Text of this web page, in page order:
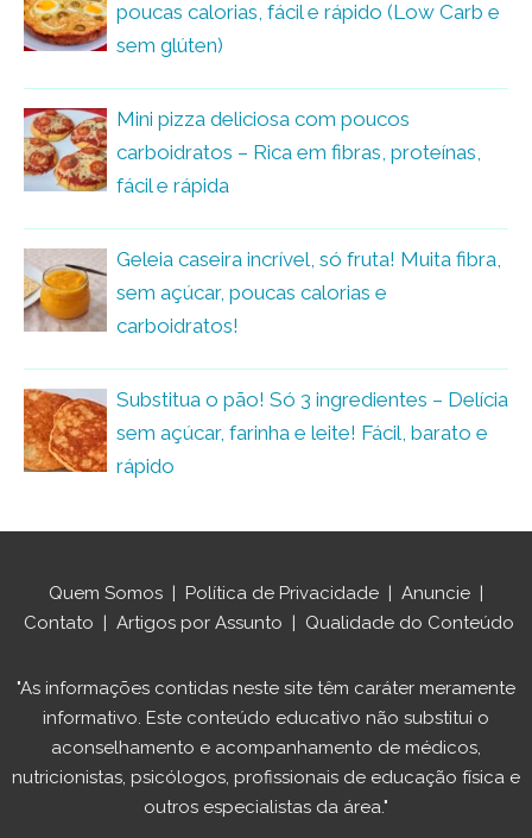
poucas calorias, fácil e rápido (Low Carb e
sem glúten)
Mini pizza deliciosa com poucos
carboidratos – Rica em fibras, proteínas,
fácil e rápida
Geleia caseira incrível, só fruta! Muita fibra,
sem açúcar, poucas calorias e
carboidratos!
Substitua o pão! Só 3 ingredientes – Delícia
sem açúcar, farinha e leite! Fácil, barato e
rápido
Quem Somos | Política de Privacidade | Anuncie |
Contato | Artigos por Assunto | Qualidade do Conteúdo
"As informações contidas neste site têm caráter meramente
informativo. Este conteúdo educativo não substitui o
aconselhamento e acompanhamento de médicos,
nutricionistas, psicólogos, profissionais de educação física e
outros especialistas da área."